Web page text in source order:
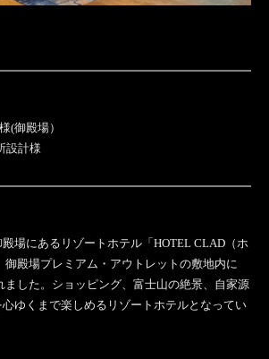
(御殿場）
設計様
場にあるリゾートホテル「HOTEL CLAD（ホ
御殿場プレミアム・アウトレットの敷地内に
ました。ショッピング、富士山の絶景、自家源
ゆくまで楽しめるリゾートホテルとなってい